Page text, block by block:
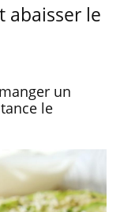
abaisser le
un
le